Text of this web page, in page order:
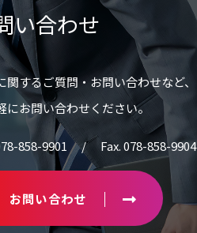
い合わせ
関するご質問・お問い合わせなど、
にお問い合わせください。
858-9901 / Fax. 078-858-9904
お問い合わせ